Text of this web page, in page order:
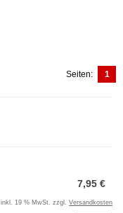
Seiten: 1
7,95 €
inkl. 19 % MwSt. zzgl. Versandkosten